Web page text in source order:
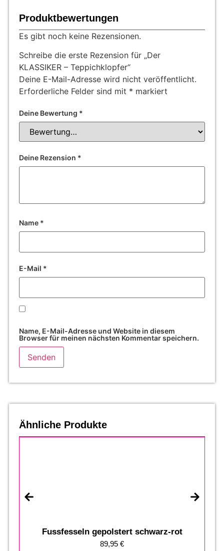
Produktbewertungen
Es gibt noch keine Rezensionen.
Schreibe die erste Rezension für „Der
KLASSIKER – Teppichklopfer“
Deine E-Mail-Adresse wird nicht veröffentlicht.
Erforderliche Felder sind mit * markiert
Deine Bewertung *
Deine Rezension *
Name *
E-Mail *
Name, E-Mail-Adresse und Website in diesem
Browser für meinen nächsten Kommentar speichern.
Ähnliche Produkte
Fussfesseln gepolstert schwarz-rot
89,95 €